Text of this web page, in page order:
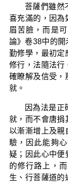
菩薩們雖然
喜充滿的，因為
眉苦臉，而是
論》卷38中的
勤修學，最初定
修行，法隨法行
確瞭解及信受，
就。
因為法是正
就，而不會唐捐
以漸漸增上及親
驗，因此能夠
疑；因此心中便
的修行路上，
生、行菩薩道的